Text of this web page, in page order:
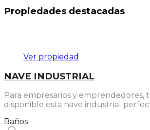
Propiedades destacadas
Ver propiedad
NAVE INDUSTRIAL
Para empresarios y emprendedores,
disponible esta nave industrial
Baños